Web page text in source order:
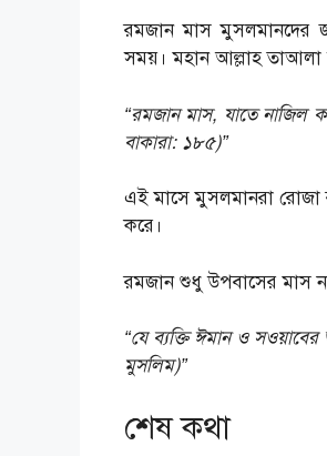
রমজান মাস মুসলমানদের
সময়। মহান আল্লাহ
“রমজান মাস, যাতে নাজিল
বাকারা: ১৮৫)”
এই মাসে মুসলমানরা রোজা
করে।
রমজান শুধু উপবাসের মাস
“যে ব্যক্তি ঈমান ও
মুসলিম)”
শেষ কথা